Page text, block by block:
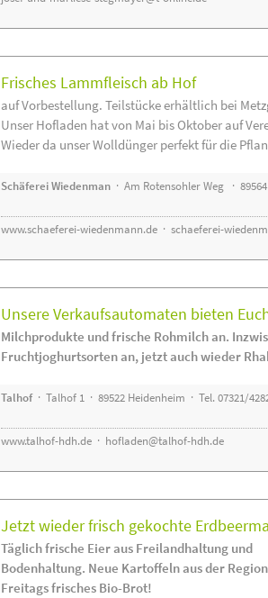
Frisches Lammfleisch ab Hof
auf Vorbestellung. Teilstücke erhältlich bei
Unser Hofladen hat von Mai bis Oktober auf
Wieder da unser Wolldünger perfekt für die
Schäferei Wiedenman · Am Rotensohler Weg ·
www.schaeferei-wiedenmann.de · schaeferei-
Unsere Verkaufsautomaten bieten
Milchprodukte und frische Rohmilch an.
Fruchtjoghurtsorten an, jetzt auch wieder
Talhof· Talhof 1 · 89522 Heidenheim · Tel. 07321/
www.talhof-hdh.de · hofladen@talhof-hdh.de
Jetzt wieder frisch gekochte
Täglich frische Eier aus Freilandhaltung und
Bodenhaltung. Neue Kartoffeln aus der
Freitags frisches Bio-Brot!